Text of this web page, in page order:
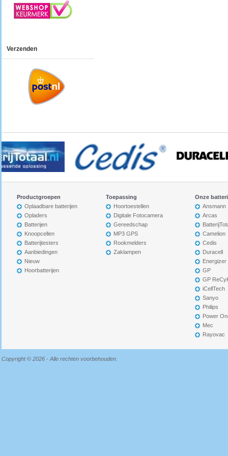
Verzenden
Productgroepen
Oplaadbare batterijen
Opladers
Batterijen
Knoopcellen
Batterijtesters
Aanbiedingen
Nieuw
Hoorbatterijen
Toepassing
Hoortoestellen
Digitale Fotocamera
Gereedschap
MP3 GPS
Rookmelders
Zaklampen
Onze
Ansmann
Arcas
Camelion
Cedis
Duracell
Energizer
GP
GP
iCellTech
Sanyo
Philips
Power
Mec
Rayovac
Copyright © 2026 - Alle rechten voorbehouden.